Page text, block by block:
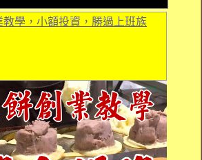
教學，小額投資，勝過上班族